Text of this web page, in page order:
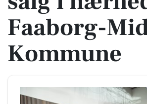
Faaborg-
Kommune